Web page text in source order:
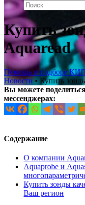
Купить
Aquaread
Помощь в подборе
Новости• Купить
Вы можете
мессенджерах:
Содержание
О компании
Aquaprobe и
Купить зонды
Ваш регион